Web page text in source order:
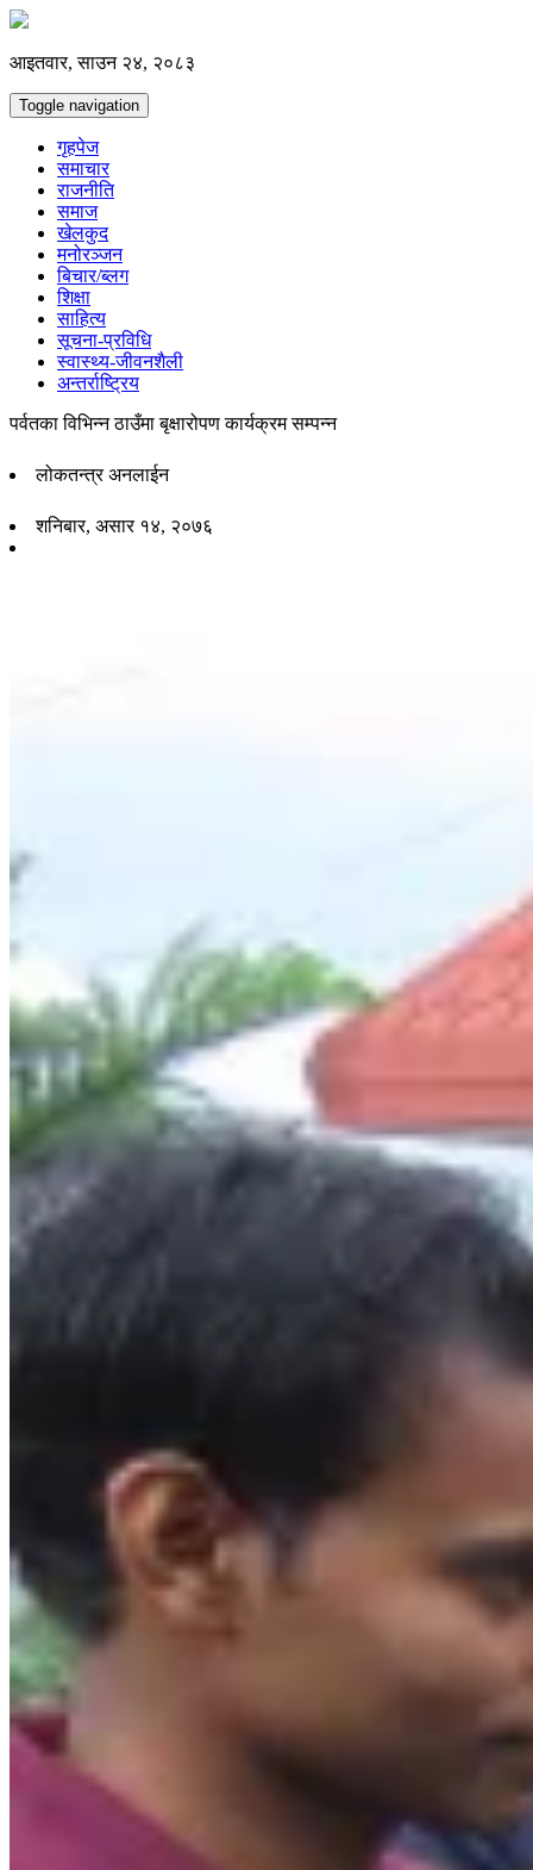
आइतवार, साउन २४, २०८३
Toggle navigation
गृहपेज
समाचार
राजनीति
समाज
खेलकुद
मनोरञ्जन
बिचार/ब्लग
शिक्षा
साहित्य
सूचना-प्रविधि
स्वास्थ्य-जीवनशैली
अन्तर्राष्ट्रिय
पर्वतका विभिन्न ठाउँमा बृक्षारोपण कार्यक्रम सम्पन्न
लोकतन्त्र अनलाईन
शनिबार, असार १४, २०७६